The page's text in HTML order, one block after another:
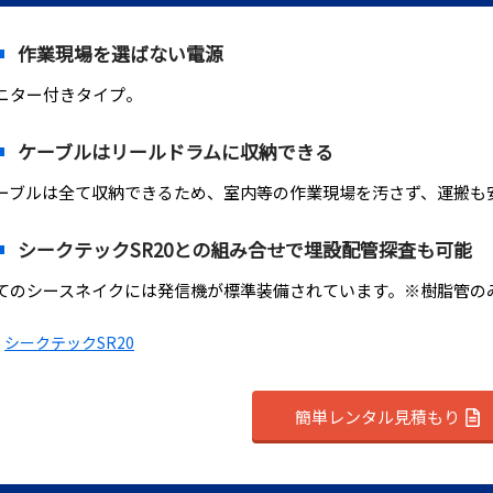
作業現場を選ばない電源
ター付きタイプ。
ケーブルはリールドラムに収納できる
ブルは全て収納できるため、室内等の作業現場を汚さず、運搬も
シークテックSR20との組み合せで埋設配管探査も可能
のシースネイクには発信機が標準装備されています。※樹脂管の
シークテックSR20
簡単レンタル見積もり